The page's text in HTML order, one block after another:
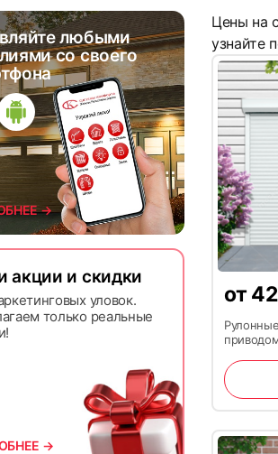
любыми
со своего
→
акции и скидки
уловок.
только реальные
→
7
10
Цены на
узнайте
от